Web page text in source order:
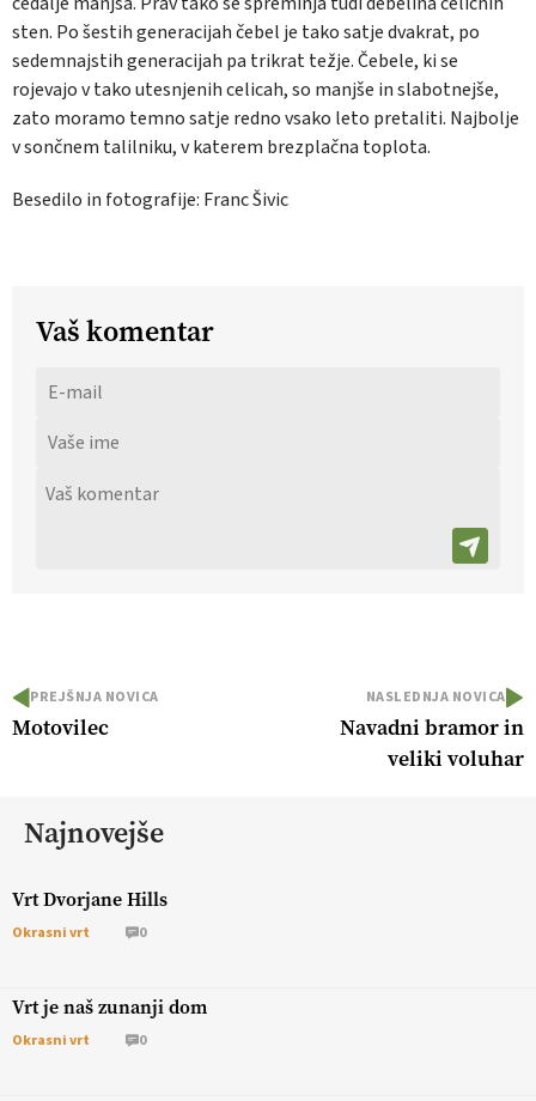
sten. Po šestih generacijah čebel je tako satje dvakrat, po
sedemnajstih generacijah pa trikrat težje. Čebele, ki se
rojevajo v tako utesnjenih celicah, so manjše in slabotnejše,
zato moramo temno satje redno vsako leto pretaliti. Najbolje
v sončnem talilniku, v katerem brezplačna toplota.
Besedilo in fotografije: Franc Šivic
Vaš komentar
PREJŠNJA NOVICA
Motovilec
NASLEDNJA NOVICA
Navadni bramor in
veliki voluhar
Najnovejše
Vrt Dvorjane Hills
Okrasni vrt 0
Vrt je naš zunanji dom
Okrasni vrt 0